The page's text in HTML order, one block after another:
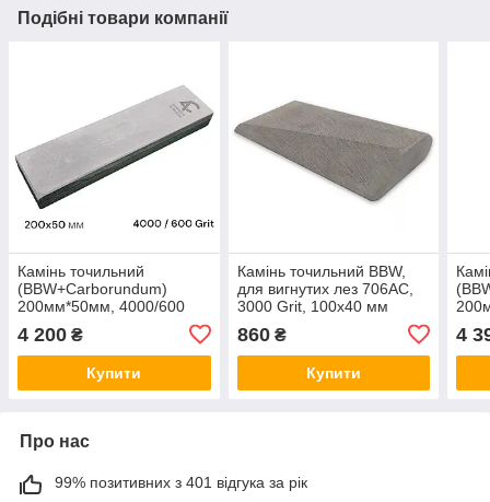
Подібні товари компанії
Камінь точильний
(BBW+Carborundum)
200мм*50мм, 4000/600
Grit, гранатовий сланець
та карбід кремнія (Бельгія)
4 200 ₴
Купити
Камінь точильний BBW,
для вигнутих лез 706AC,
3000 Grit, 100х40 мм
(Бельгія)
860₴
Купити
та
4
Про нас
99% позитивних з 401 відгука за рік